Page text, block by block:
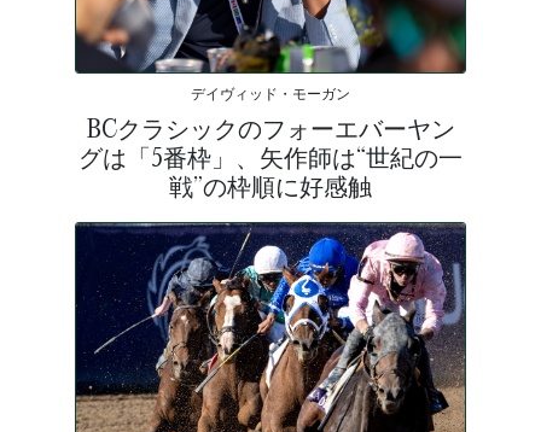
デイヴィッド・モーガン
BCクラシックのフォーエバーヤン
グは「5番枠」、矢作師は“世紀の一
戦”の枠順に好感触